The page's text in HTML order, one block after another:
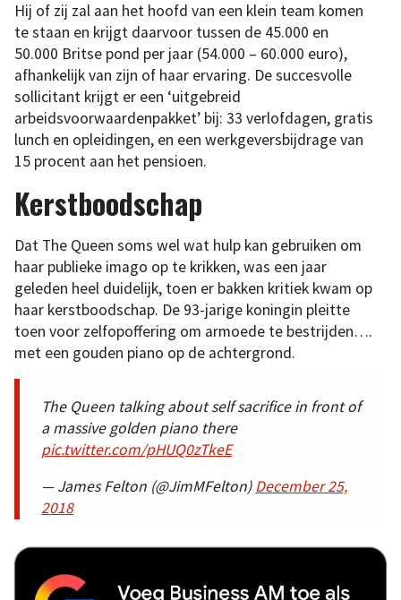
Hij of zij zal aan het hoofd van een klein team komen
te staan en krijgt daarvoor tussen de 45.000 en
50.000 Britse pond per jaar (54.000 – 60.000 euro),
afhankelijk van zijn of haar ervaring. De succesvolle
sollicitant krijgt er een ‘uitgebreid
arbeidsvoorwaardenpakket’ bij: 33 verlofdagen, gratis
lunch en opleidingen, en een werkgeversbijdrage van
15 procent aan het pensioen.
Kerstboodschap
Dat The Queen soms wel wat hulp kan gebruiken om
haar publieke imago op te krikken, was een jaar
geleden heel duidelijk, toen er bakken kritiek kwam op
haar kerstboodschap. De 93-jarige koningin pleitte
toen voor zelfopoffering om armoede te bestrijden….
met een gouden piano op de achtergrond.
The Queen talking about self sacrifice in front of
a massive golden piano there
pic.twitter.com/pHUQ0zTkeE
— James Felton (@JimMFelton)December 25,
2018